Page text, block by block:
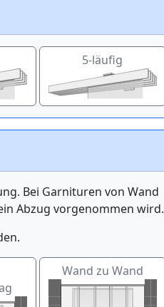
5-läufig
Bei Garnituren von Wand
Abzug vorgenommen wird.
Wand zu Wand